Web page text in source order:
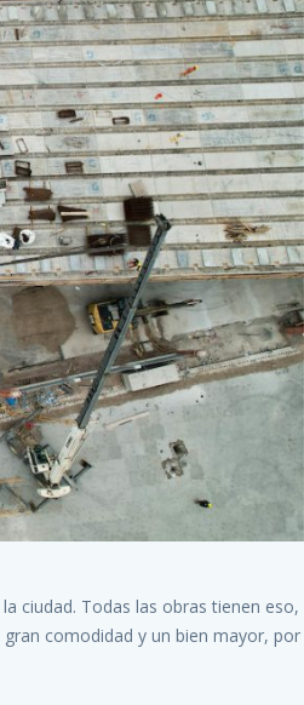
ciudad. Todas las obras tienen eso,
comodidad y un bien mayor, por